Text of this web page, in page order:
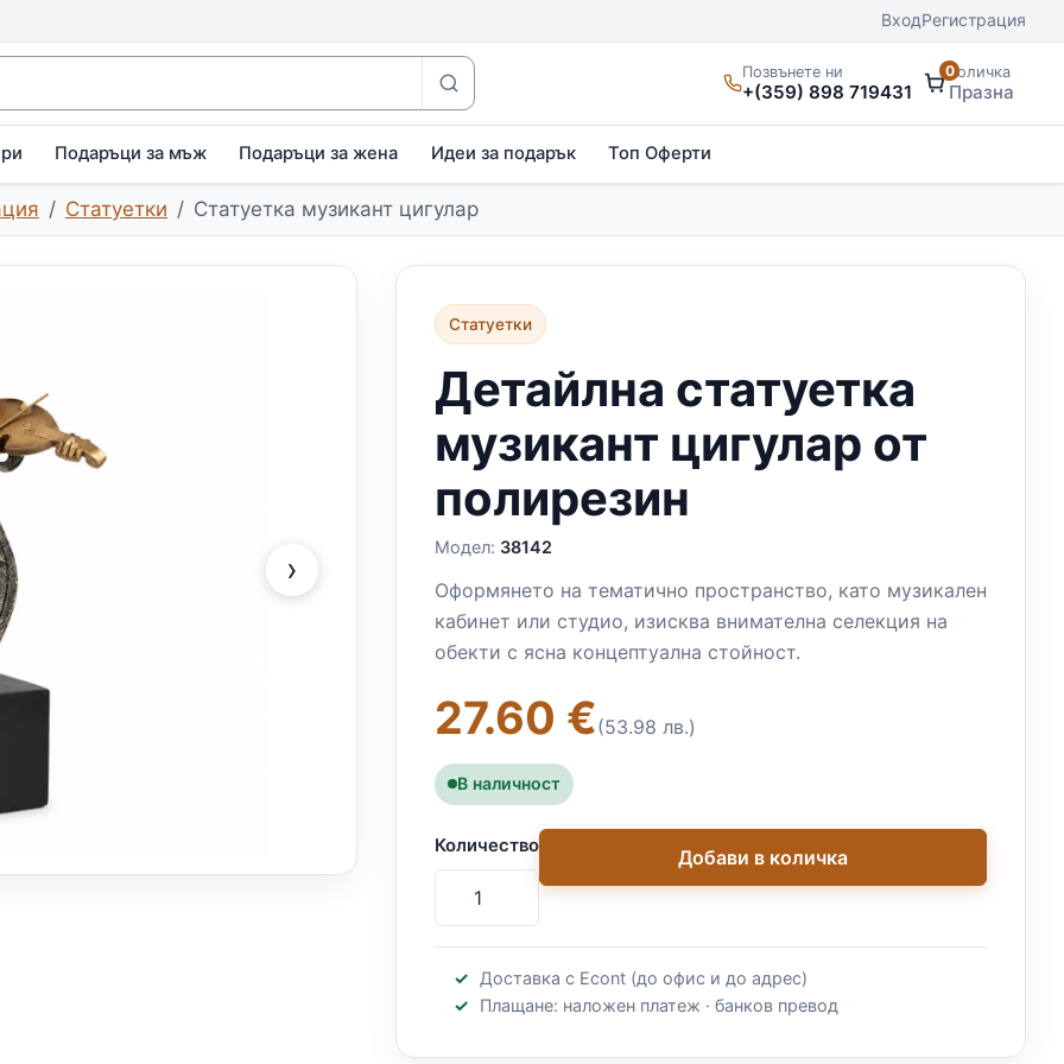
ВходРегистрация
Позвънете ни
+(359) 898 719431
0Количка
Празна
Подаръци за мъж Подаръци за жена Идеи за подарък Топ Оферти
Статуетки Статуетка музикант цигулар
›
Статуетки
Детайлна статуетка
музикант цигулар от
полирезин
Модел: 38142
Оформянето на тематично пространство, като музикален
кабинет или студио, изисква внимателна селекция на
обекти с ясна концептуална стойност.
27.60 €(53.98 лв.)
В наличност
Количество Добави в количка
Доставка с Econt (до офис и до адрес)
Плащане: наложен платеж · банков превод